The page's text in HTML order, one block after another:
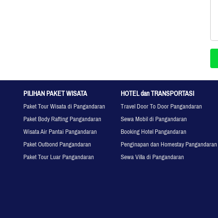
PILIHAN PAKET WISATA
Paket Tour Wisata di Pangandaran
Paket Body Rafting Pangandaran
Wisata Air Pantai Pangandaran
Paket Outbond Pangandaran
Paket Tour Luar Pangandaran
HOTEL dan TRANSPORTASI
Travel Door To Door Pangandaran
Sewa Mobil di Pangandaran
Booking Hotel Pangandaran
Penginapan dan Homestay Pangandaran
Sewa Villa di Pangandaran